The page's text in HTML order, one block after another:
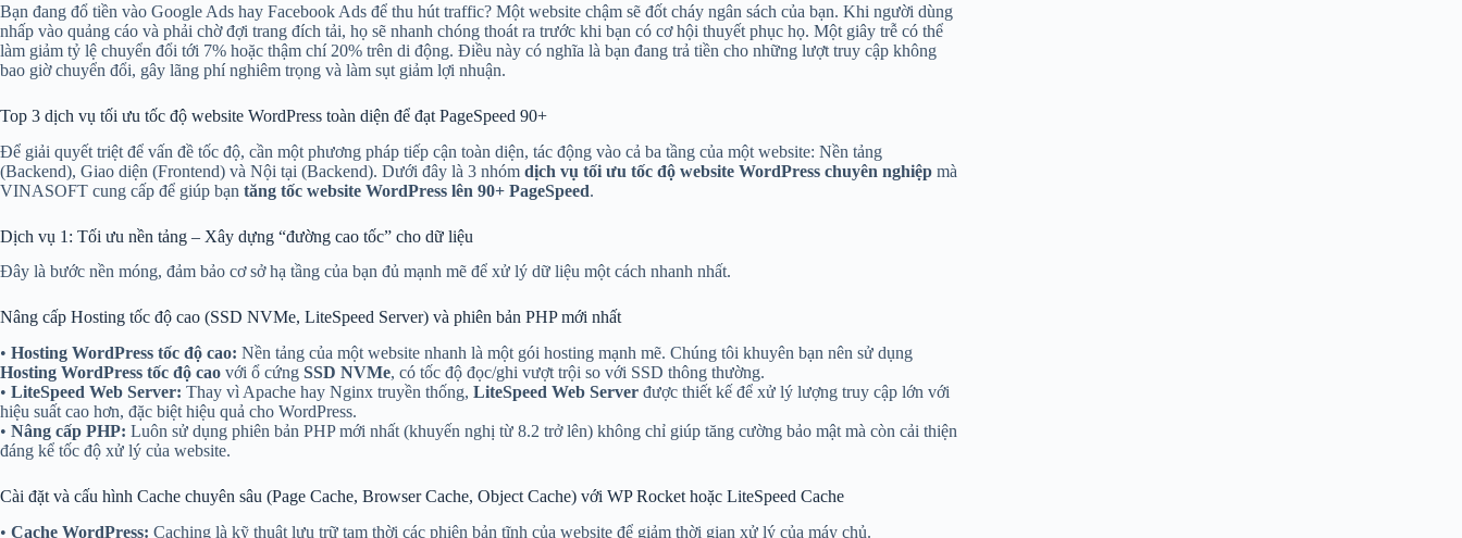
Bạn đang đổ tiền vào Google Ads hay Facebook Ads để thu hút traffic? Một website chậm sẽ đốt cháy ngân sách của bạn. Khi người dùng
nhấp vào quảng cáo và phải chờ đợi trang đích tải, họ sẽ nhanh chóng thoát ra trước khi bạn có cơ hội thuyết phục họ. Một giây trễ có thể
làm giảm tỷ lệ chuyển đổi tới 7% hoặc thậm chí 20% trên di động. Điều này có nghĩa là bạn đang trả tiền cho những lượt truy cập không
bao giờ chuyển đổi, gây lãng phí nghiêm trọng và làm sụt giảm lợi nhuận.
Top 3 dịch vụ tối ưu tốc độ website WordPress toàn diện để đạt PageSpeed 90+
Để giải quyết triệt để vấn đề tốc độ, cần một phương pháp tiếp cận toàn diện, tác động vào cả ba tầng của một website: Nền tảng
(Backend), Giao diện (Frontend) và Nội tại (Backend). Dưới đây là 3 nhóm dịch vụ tối ưu tốc độ website WordPress chuyên nghiệp mà
VINASOFT cung cấp để giúp bạn tăng tốc website WordPress lên 90+ PageSpeed.
Dịch vụ 1: Tối ưu nền tảng – Xây dựng “đường cao tốc” cho dữ liệu
Đây là bước nền móng, đảm bảo cơ sở hạ tầng của bạn đủ mạnh mẽ để xử lý dữ liệu một cách nhanh nhất.
Nâng cấp Hosting tốc độ cao (SSD NVMe, LiteSpeed Server) và phiên bản PHP mới nhất
• Hosting WordPress tốc độ cao: Nền tảng của một website nhanh là một gói hosting mạnh mẽ. Chúng tôi khuyên bạn nên sử dụng
Hosting WordPress tốc độ cao với ổ cứng SSD NVMe, có tốc độ đọc/ghi vượt trội so với SSD thông thường.
• LiteSpeed Web Server: Thay vì Apache hay Nginx truyền thống, LiteSpeed Web Server được thiết kế để xử lý lượng truy cập lớn với
hiệu suất cao hơn, đặc biệt hiệu quả cho WordPress.
• Nâng cấp PHP: Luôn sử dụng phiên bản PHP mới nhất (khuyến nghị từ 8.2 trở lên) không chỉ giúp tăng cường bảo mật mà còn cải thiện
đáng kể tốc độ xử lý của website.
Cài đặt và cấu hình Cache chuyên sâu (Page Cache, Browser Cache, Object Cache) với WP Rocket hoặc LiteSpeed Cache
• Cache WordPress: Caching là kỹ thuật lưu trữ tạm thời các phiên bản tĩnh của website để giảm thời gian xử lý của máy chủ.